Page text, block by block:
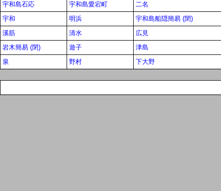
宇和島石応
宇和島愛宕町
二名
宇和
明浜
宇和島船隠簡易 (閉)
溪筋
清水
広見
岩木簡易 (閉)
遊子
津島
泉
野村 下大野